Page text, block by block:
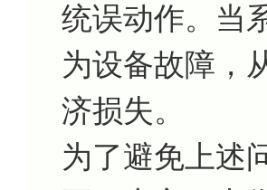
统误动作。当
为设备故障，
济损失。
为了避免上述